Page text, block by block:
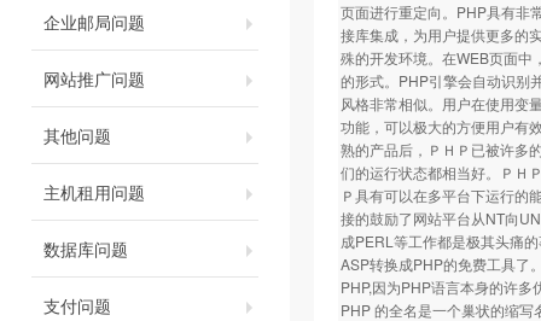
企业邮局问题
网站推广问题
其他问题
主机租用问题
数据库问题
支付问题
页面进行重定向。PHP具有非
接库集成，为用户提供更多的
殊的开发环境。在WEB页面中
的形式。PHP引擎会自动识别
风格非常相似。用户在使用变
功能，可以极大的方便用户有
熟的产品后，ＰＨＰ已被许多
们的运行状态都相当好。ＰＨ
Ｐ具有可以在多平台下运行的
接的鼓励了网站平台从NT向
成PERL等工作都是极其头痛
ASP转换成PHP的免费工具了
PHP,因为PHP语言本身的许
PHP 的全名是一个巢状的缩